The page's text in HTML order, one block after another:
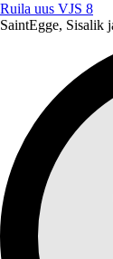
Ruila uus VJS 8
SaintEgge, Sisalik